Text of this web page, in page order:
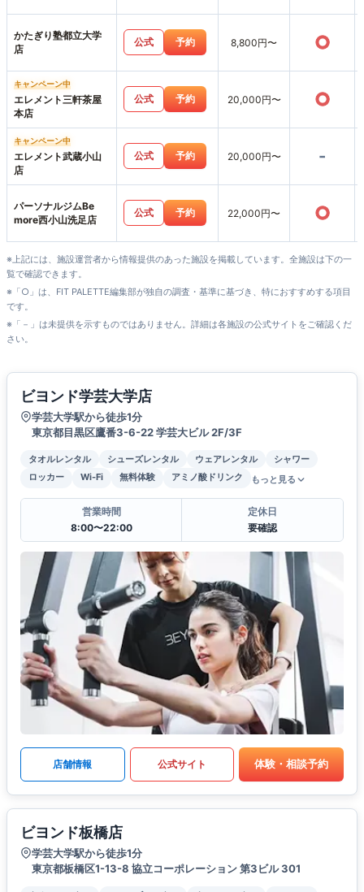
かたぎり塾都立大学
店
公式 予約 8,800円〜 ○
キャンペーン中
エレメント三軒茶屋
本店
公式 予約 20,000円〜 ○
キャンペーン中
エレメント武蔵小山
店
公式 予約 20,000円〜 -
パーソナルジムBe
more西小山洗足店
公式 予約 22,000円〜 ○
※上記には、施設運営者から情報提供のあった施設を掲載しています。全施設は下の一
覧で確認できます。
※「○」は、FIT PALETTE編集部が独自の調査・基準に基づき、特におすすめする項目
です。
※「－」は未提供を示すものではありません。詳細は各施設の公式サイトをご確認くだ
さい。
ビヨンド学芸大学店
学芸大学駅から徒歩1分
東京都目黒区鷹番3-6-22 学芸大ビル 2F/3F
タオルレンタル シューズレンタル ウェアレンタル
シャワー
ロッカー
Wi-Fi 無料体験 アミノ酸ドリンク もっと見る
営業時間
8:00〜22:00
定休日
要確認
店舗情報 公式サイト 体験・相談予約
ビヨンド板橋店
学芸大学駅から徒歩1分
東京都板橋区1-13-8 協立コーポレーション 第3ビル 301